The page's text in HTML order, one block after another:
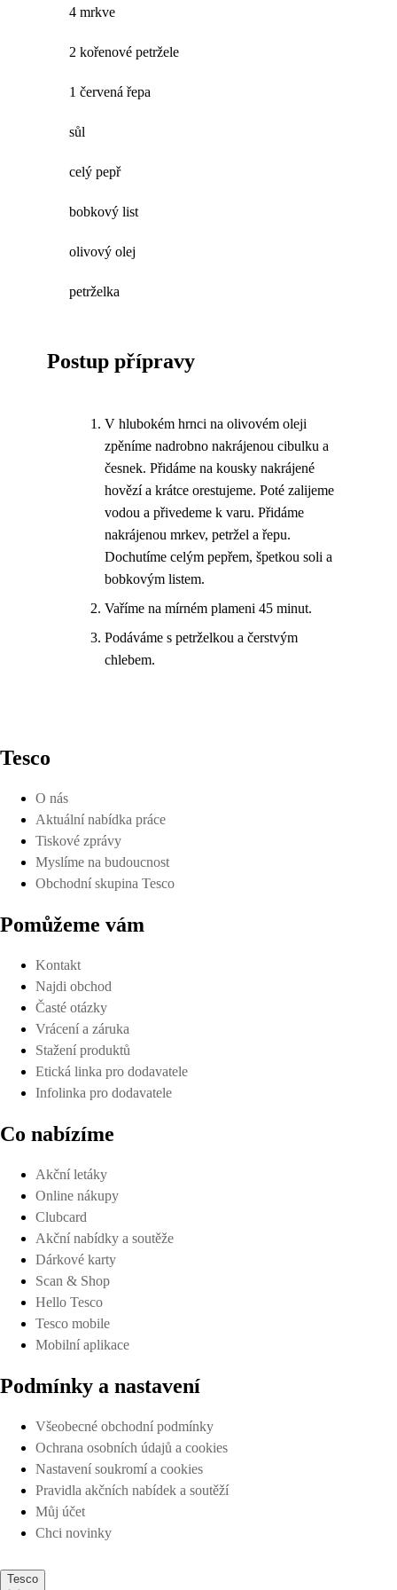
4 mrkve
2 kořenové petržele
1 červená řepa
sůl
celý pepř
bobkový list
olivový olej
petrželka
Postup přípravy
V hlubokém hrnci na olivovém oleji
zpěníme nadrobno nakrájenou cibulku a
česnek. Přidáme na kousky nakrájené
hovězí a krátce orestujeme. Poté zalijeme
vodou a přivedeme k varu. Přidáme
nakrájenou mrkev, petržel a řepu.
Dochutíme celým pepřem, špetkou soli a
bobkovým listem.
Vaříme na mírném plameni 45 minut.
Podáváme s petrželkou a čerstvým
chlebem.
Tesco
O nás
Aktuální nabídka práce
Tiskové zprávy
Myslíme na budoucnost
Obchodní skupina Tesco
Pomůžeme vám
Kontakt
Najdi obchod
Časté otázky
Vrácení a záruka
Stažení produktů
Etická linka pro dodavatele
Infolinka pro dodavatele
Co nabízíme
Akční letáky
Online nákupy
Clubcard
Akční nabídky a soutěže
Dárkové karty
Scan & Shop
Hello Tesco
Tesco mobile
Mobilní aplikace
Podmínky a nastavení
Všeobecné obchodní podmínky
Ochrana osobních údajů a cookies
Nastavení soukromí a cookies
Pravidla akčních nabídek a soutěží
Můj účet
Chci novinky
Tesco